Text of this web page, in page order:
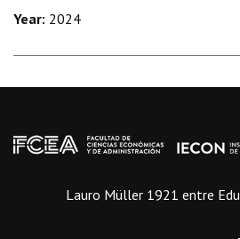
Year: 2024
Lauro Müller 1921 entre